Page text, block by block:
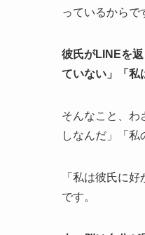
っているからで
彼氏がLINEを
ていない」「私
そんなこと、わ
しなんだ」「私
「私は彼氏に
です。